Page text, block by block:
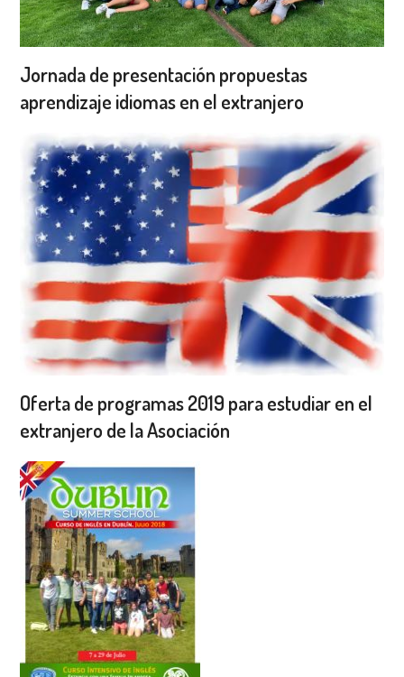
Jornada de presentación propuestas
aprendizaje idiomas en el extranjero
Oferta de programas 2019 para estudiar en el
extranjero de la Asociación